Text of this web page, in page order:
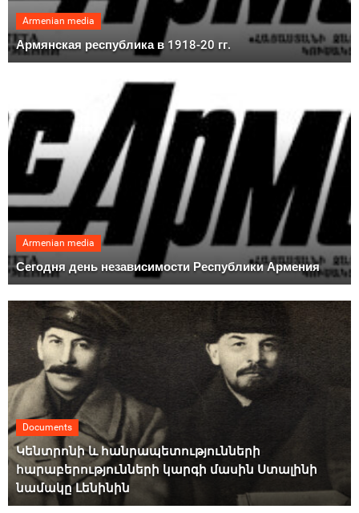
Armenian media
Армянская республика в 1918-20 гг.
Armenian media
Сегодня день независимости Республики Армения
Documents
Կենտրոնի և հանրապետությունների
հարաբերությունների կարգի մասին Ստալինի
նամակը Լենինին